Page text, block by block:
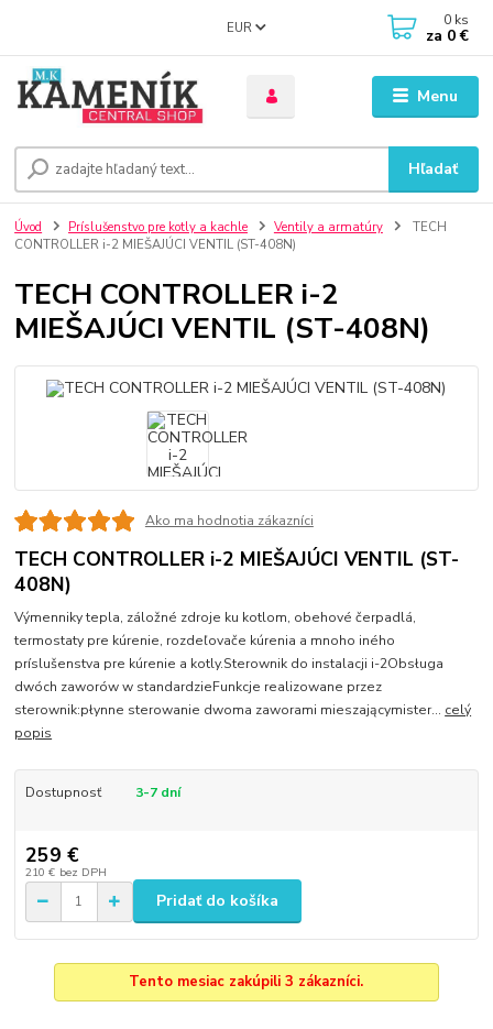
Menu
EUR
Hľadať
0 ks
za 0 €
Úvod Príslušenstvo pre kotly a kachle Ventily a armatúry
TECH
CONTROLLER i-2 MIEŠAJÚCI VENTIL (ST-408N)
TECH CONTROLLER i-2
MIEŠAJÚCI VENTIL (ST-408N)
Ako ma hodnotia zákazníci
TECH CONTROLLER i-2 MIEŠAJÚCI VENTIL (ST-
408N)
Výmenniky tepla, záložné zdroje ku kotlom, obehové čerpadlá,
termostaty pre kúrenie, rozdeľovače kúrenia a mnoho iného
príslušenstva pre kúrenie a kotly.Sterownik do instalacji i-2Obsługa
dwóch zaworów w standardzieFunkcje realizowane przez
sterownik:płynne sterowanie dwoma zaworami mieszającymister... celý
popis
Dostupnosť 3-7 dní
259 €
210 € bez DPH
Pridať do košíka
Tento mesiac zakúpili 3 zákazníci.